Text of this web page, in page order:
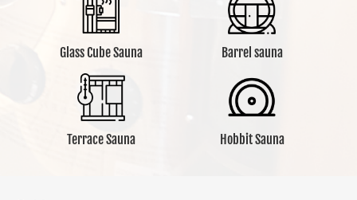
Glass Cube Sauna Barrel sauna
Terrace Sauna Hobbit Sauna